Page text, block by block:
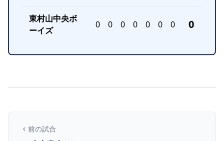
東村山中央ボ
ーイズ
0 0 0 0 0 0 0 0
前の試合